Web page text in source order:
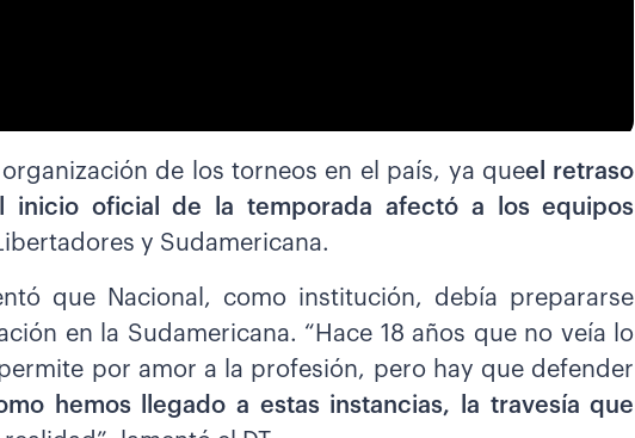
de los torneos en el país, ya queel retraso
inicio oficial de la temporada afectó a los equipos
y Sudamericana.
que Nacional, como institución, debía prepararse
en la Sudamericana. “Hace 18 años que no veía lo
por amor a la profesión, pero hay que defender
hemos llegado a estas instancias, la travesía que